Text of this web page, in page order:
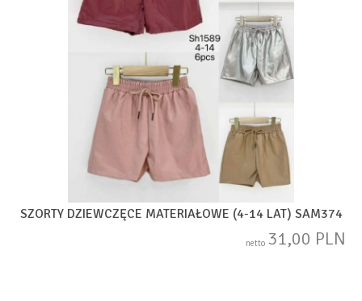
SZORTY DZIEWCZĘCE MATERIAŁOWE (4-14 LAT) SAM374
netto 31,00 PLN